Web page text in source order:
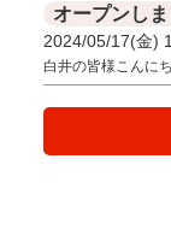
オープンしま
2024/05/17(金)
白井の皆様こんに